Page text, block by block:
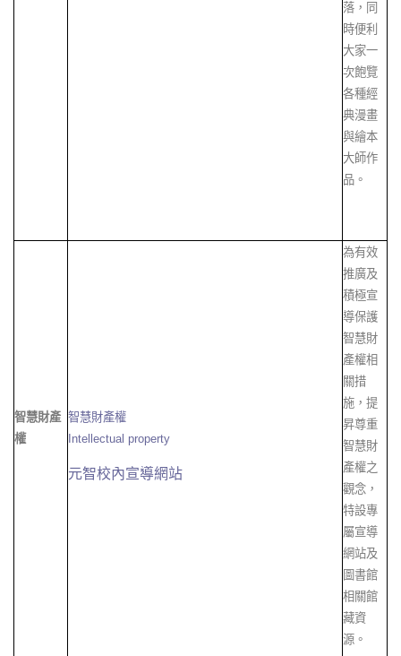
落，同
時便利
大家一
次飽覽
各種經
典漫畫
與繪本
大師作
品。
智慧財產
權
智慧財產權
Intellectual property
元智校內宣導網站
為有效
推廣及
積極宣
導保護
智慧財
產權相
關措
施，提
昇尊重
智慧財
產權之
觀念，
特設專
屬宣導
網站及
圖書館
相關館
藏資
源。